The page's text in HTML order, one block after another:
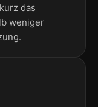
das
weniger